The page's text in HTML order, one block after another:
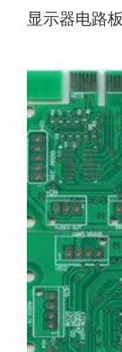
显示器电路